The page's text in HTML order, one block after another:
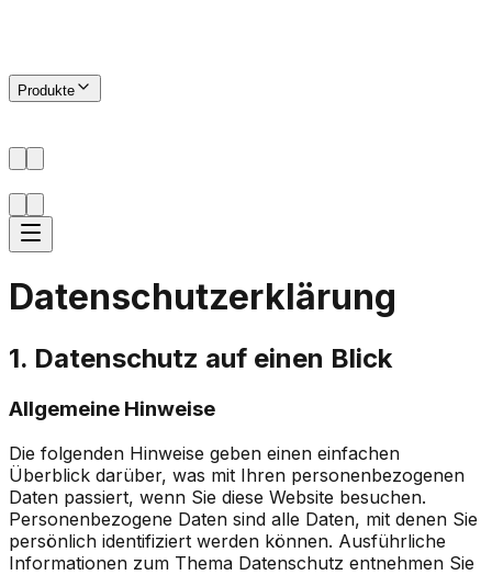
Produkte
Datenschutzerklärung
1. Datenschutz auf einen Blick
Allgemeine Hinweise
Die folgenden Hinweise geben einen einfachen
Überblick darüber, was mit Ihren personenbezogenen
Daten passiert, wenn Sie diese Website besuchen.
Personenbezogene Daten sind alle Daten, mit denen Sie
persönlich identifiziert werden können. Ausführliche
Informationen zum Thema Datenschutz entnehmen Sie